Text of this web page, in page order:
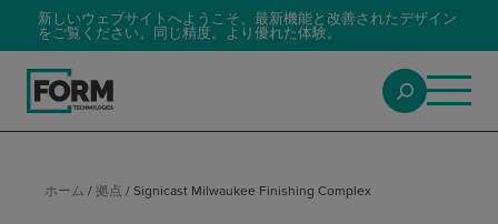
新しいウェブサイトへようこそ。最新機能と改善されたデザイン
をご覧ください。同じ精度。より優れた体験。
ホーム /拠点 /Signicast Milwaukee Finishing Complex